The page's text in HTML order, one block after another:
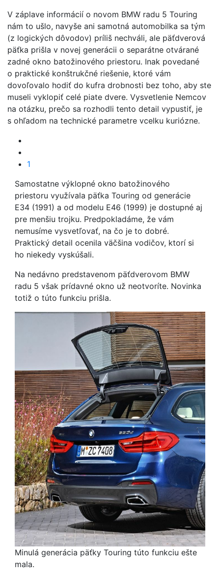
V záplave informácií o novom BMW radu 5 Touring
nám to ušlo, navyše ani samotná automobilka sa tým
(z logických dôvodov) príliš nechváli, ale päťdverová
päťka prišla v novej generácii o separátne otvárané
zadné okno batožinového priestoru. Inak povedané
o praktické konštrukčné riešenie, ktoré vám
dovoľovalo hodiť do kufra drobnosti bez toho, aby ste
museli vyklopiť celé piate dvere. Vysvetlenie Nemcov
na otázku, prečo sa rozhodli tento detail vypustiť, je
s ohľadom na technické parametre vcelku kuriózne.
1
Samostatne výklopné okno batožinového
priestoru využívala päťka Touring od generácie
E34 (1991) a od modelu E46 (1999) je dostupné aj
pre menšiu trojku. Predpokladáme, že vám
nemusíme vysvetľovať, na čo je to dobré.
Praktický detail ocenila väčšina vodičov, ktorí si
ho niekedy vyskúšali.
Na nedávno predstavenom päťdverovom BMW
radu 5 však prídavné okno už neotvoríte. Novinka
totiž o túto funkciu prišla.
Minulá generácia päťky Touring túto funkciu ešte
mala.